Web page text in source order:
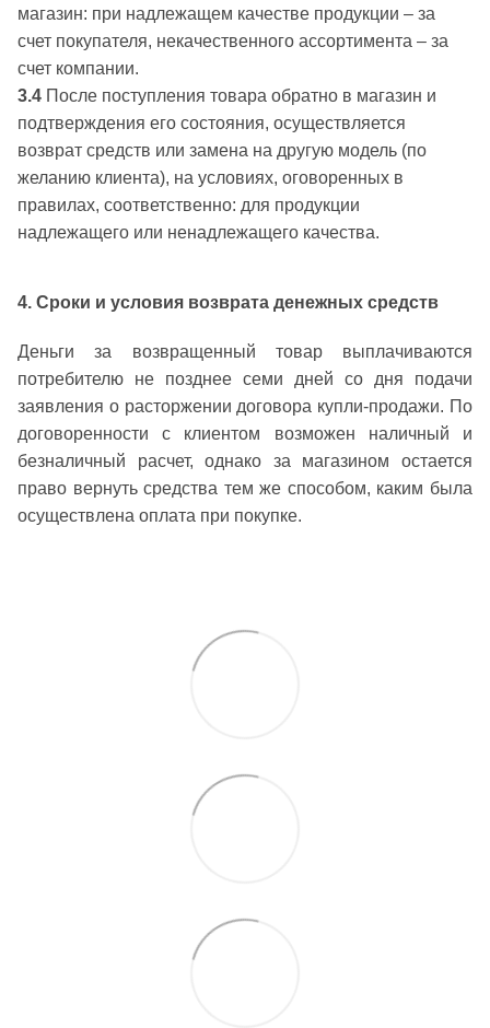
магазин: при надлежащем качестве продукции – за
счет покупателя, некачественного ассортимента – за
счет компании.
3.4 После поступления товара обратно в магазин и
подтверждения его состояния, осуществляется
возврат средств или замена на другую модель (по
желанию клиента), на условиях, оговоренных в
правилах, соответственно: для продукции
надлежащего или ненадлежащего качества.
4. Сроки и условия возврата денежных средств
Деньги за возвращенный товар выплачиваются
потребителю не позднее семи дней со дня подачи
заявления о расторжении договора купли-продажи. По
договоренности с клиентом возможен наличный и
безналичный расчет, однако за магазином остается
право вернуть средства тем же способом, каким была
осуществлена оплата при покупке.